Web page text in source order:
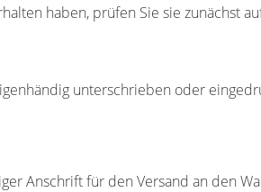
haben, prüfen Sie sie zunächst
unterschrieben oder
Anschrift für den Versand an den